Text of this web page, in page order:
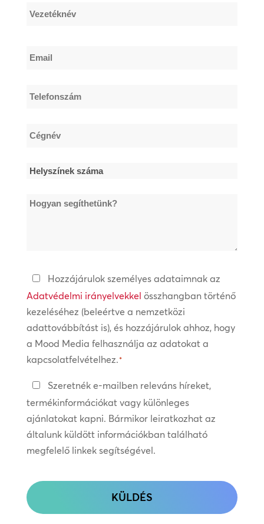
Keresztnév
Email
Telefonszám
Cégnév
Helyszínek
*Hogyan
Adatvédelmi
irányelvek
*
Hozzájárulok személyes adataimnak az
Adatvédelmi irányelvekkel összhangban történő
kezeléséhez (beleértve a nemzetközi
adattovábbítást is), és hozzájárulok ahhoz, hogy
a Mood Media felhasználja az adatokat a
kapcsolatfelvételhez.*
Tartsa
a
kapcsolatot
Szeretnék e-mailben releváns híreket,
termékinformációkat vagy különleges
ajánlatokat kapni. Bármikor leiratkozhat az
általunk küldött információkban található
megfelelő linkek segítségével.